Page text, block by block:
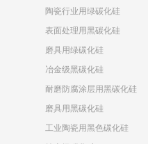
陶瓷行业用绿碳化硅
表面处理用黑碳化硅
磨具用绿碳化硅
冶金级黑碳化硅
耐磨防腐涂层用黑碳化硅
磨具用黑碳化硅
工业陶瓷用黑色碳化硅